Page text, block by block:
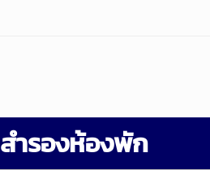
สำรองห้องพัก